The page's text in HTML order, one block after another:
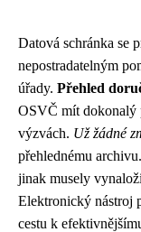
Datová schránka se
nepostradatelným
úřady. Přehled
OSVČ mít dokonalý
výzvách. Už žádné
přehlednému
jinak musely
Elektronický nástroj
cestu k